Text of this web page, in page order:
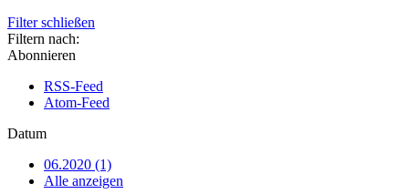
Filter schließen
Filtern nach:
Abonnieren
RSS-Feed
Atom-Feed
Datum
06.2020 (1)
Alle anzeigen